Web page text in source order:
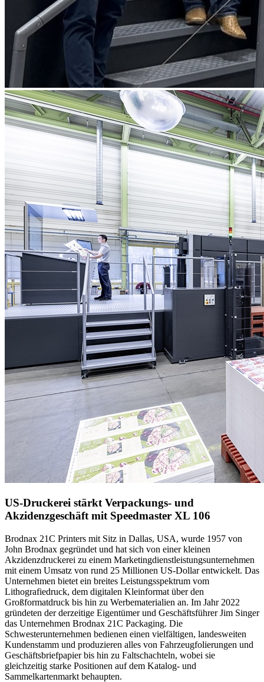
US-Druckerei stärkt Verpackungs- und
Akzidenzgeschäft mit Speedmaster XL 106
Brodnax 21C Printers mit Sitz in Dallas, USA, wurde 1957 von
John Brodnax gegründet und hat sich von einer kleinen
Akzidenzdruckerei zu einem Marketingdienstleistungsunternehmen
mit einem Umsatz von rund 25 Millionen US-Dollar entwickelt. Das
Unternehmen bietet ein breites Leistungsspektrum vom
Lithografiedruck, dem digitalen Kleinformat über den
Großformatdruck bis hin zu Werbematerialien an. Im Jahr 2022
gründeten der derzeitige Eigentümer und Geschäftsführer Jim Singer
das Unternehmen Brodnax 21C Packaging. Die
Schwesterunternehmen bedienen einen vielfältigen, landesweiten
Kundenstamm und produzieren alles von Fahrzeugfolierungen und
Geschäftsbriefpapier bis hin zu Faltschachteln, wobei sie
gleichzeitig starke Positionen auf dem Katalog- und
Sammelkartenmarkt behaupten.